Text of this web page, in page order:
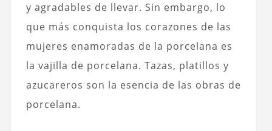
y agradables de llevar. Sin embargo, lo
que más conquista los corazones de las
mujeres enamoradas de la porcelana es
la vajilla de porcelana. Tazas, platillos y
azucareros son la esencia de las obras de
porcelana.